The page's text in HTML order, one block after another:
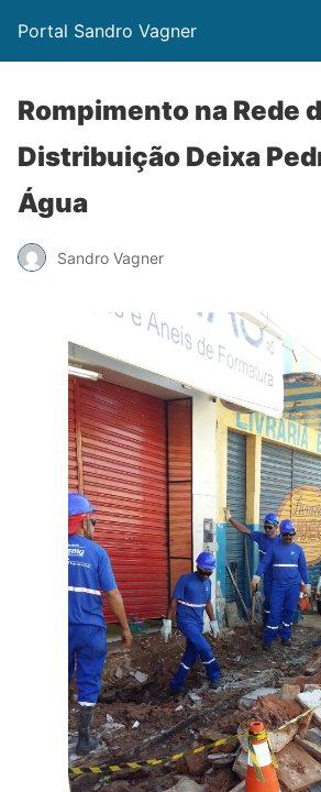
Portal Sandro Vagner
Rompimento na Rede
Distribuição Deixa
Água
Sandro Vagner